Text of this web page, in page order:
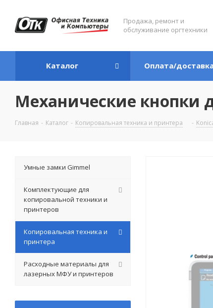
Продажа, ремонт и
обслуживание оргтехники
Каталог Оплата/
Механические кнопки
Главная - Каталог - Копировальная техника и принтера -
Умные замки Gimmel
Комплектующие для
копировальной техники и
принтеров
Копировальная техника и
принтера
Расходные материалы для
лазерных МФУ и принтеров